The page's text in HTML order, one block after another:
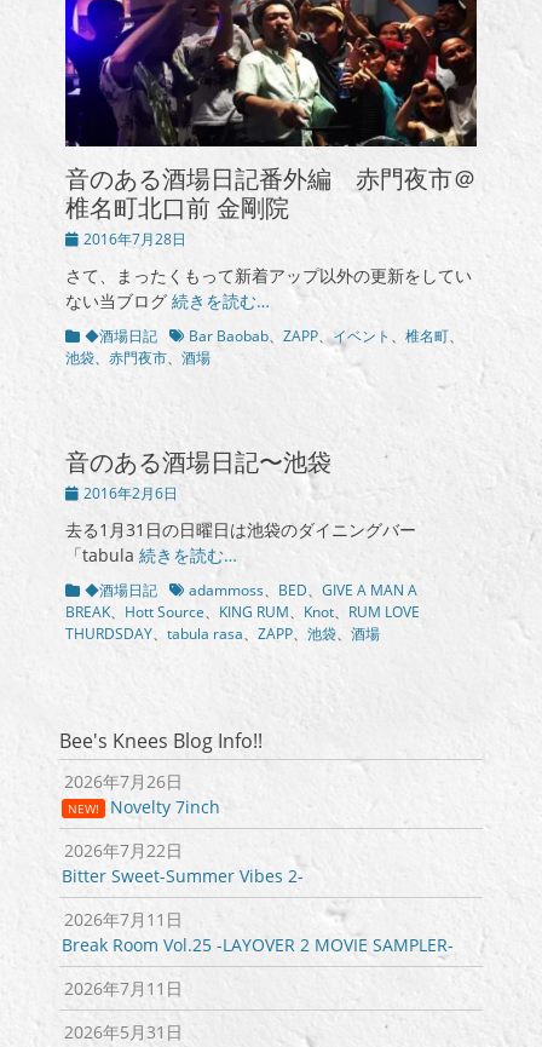
音のある酒場日記番外編 赤門夜市＠
椎名町北口前 金剛院
投
日
2016年7月28日
さて、まったくもって新着アップ以外の更新をしてい
ない当ブログ 続きを読む…
カ
テ
◆酒場日記 タ
グ
Bar Baobab、 ZAPP、イベント 、 椎名町、
池袋、 赤門夜市、 酒場
音のある酒場日記〜池袋
投
日
2016年2月6日
去る1月31日の日曜日は池袋のダイニングバー
「tabula 続きを読む…
カ
テ
ゴ
◆酒場日記 タ
グ
adammoss、 BED、 GIVE A MAN A
BREAK、 Hott Source、 KING RUM、 Knot、 RUM LOVE
THURDSDAY、 tabula rasa、 ZAPP、 池袋、 酒場
Bee's Knees Blog Info!!
2026年7月26日
NEW!
Novelty 7inch
2026年7月22日
Bitter Sweet-Summer Vibes 2-
2026年7月11日
Break Room Vol.25 -LAYOVER 2 MOVIE SAMPLER-
2026年7月11日
2026年5月31日